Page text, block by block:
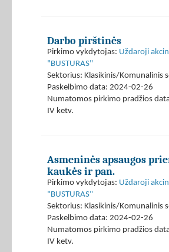
Darbo pirštinės
Pirkimo vykdytojas: Uždaroji
"BUSTURAS"
Sektorius: Klasikinis/Komunalinis
Paskelbimo data: 2024-02-26
Numatomos pirkimo pradžios
IV ketv.
Asmeninės apsaugos
kaukės ir pan.
Pirkimo vykdytojas: Uždaroji
"BUSTURAS"
Sektorius: Klasikinis/Komunalinis
Paskelbimo data: 2024-02-26
Numatomos pirkimo pradžios
IV ketv.